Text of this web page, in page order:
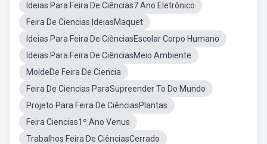
Ideias Para Feira De Ciências7 Ano Eletrônico
Feira De Ciencias IdeiasMaquet
Ideias Para Feira De CiênciasEscolar Corpo Humano
Ideias Para Feira De CiênciasMeio Ambiente
MoldeDe Feira De Ciencia
Feira De Ciencias ParaSupreender To Do Mundo
Projeto Para Feira De CiênciasPlantas
Feira Ciencias1º Ano Venus
Trabalhos Feira De CiênciasCerrado